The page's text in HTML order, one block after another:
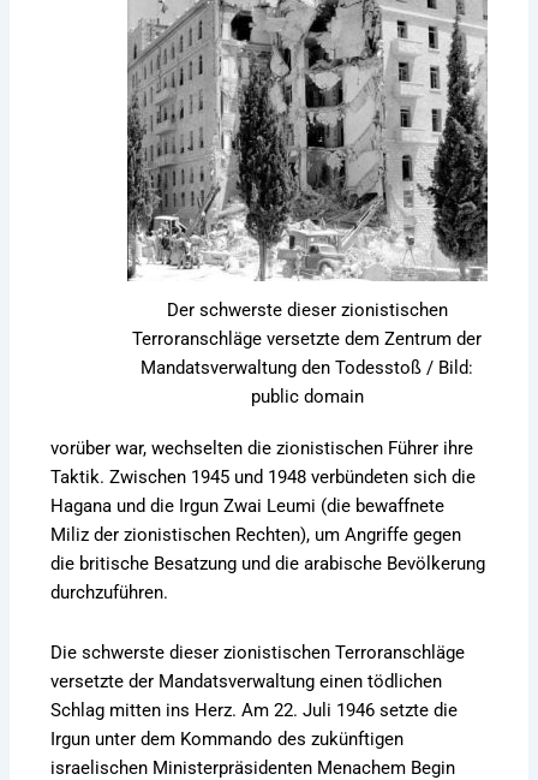
Der schwerste dieser zionistischen
Terroranschläge versetzte dem Zentrum der
Mandatsverwaltung den Todesstoß / Bild:
public domain
vorüber war, wechselten die zionistischen Führer ihre
Taktik. Zwischen 1945 und 1948 verbündeten sich die
Hagana und die Irgun Zwai Leumi (die bewaffnete
Miliz der zionistischen Rechten), um Angriffe gegen
die britische Besatzung und die arabische Bevölkerung
durchzuführen.
Die schwerste dieser zionistischen Terroranschläge
versetzte der Mandatsverwaltung einen tödlichen
Schlag mitten ins Herz. Am 22. Juli 1946 setzte die
Irgun unter dem Kommando des zukünftigen
israelischen Ministerpräsidenten Menachem Begin